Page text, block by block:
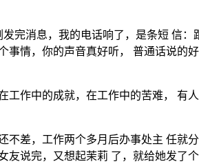
完消息，我的电话响了，是条短 信：
事情，你的声音真好听， 普通话说的
工作中的成就，在工作中的苦难， 有
不差，工作两个多月后办事处主 任就
友说完，又想起茉莉 了，就给她发了